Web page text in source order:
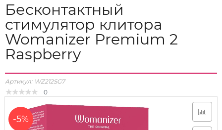
Бесконтактный
стимулятор клитора
Womanizer Premium 2
Raspberry
-5%
Артикул: WZ212SG7
0